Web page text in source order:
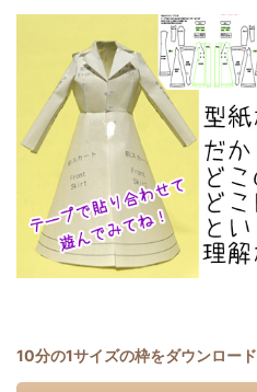
10分の1サイズの枠をダウンロード